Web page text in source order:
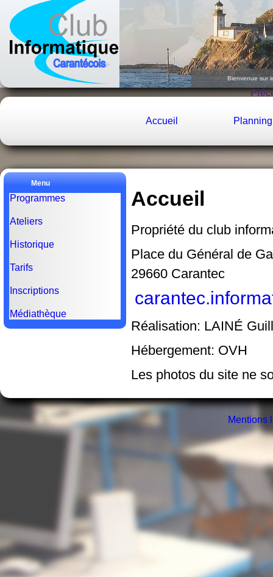
Bienvenue sur
Accueil Planning
Menu
Programmes
Ateliers
Historique
Tarifs
Inscriptions
Médiathèque
Accueil
Propriété du club
Place du Général de
29660 Carantec
Réalisation: LAINÉ
Hébergement: OVH
Les photos du site ne
Mentions